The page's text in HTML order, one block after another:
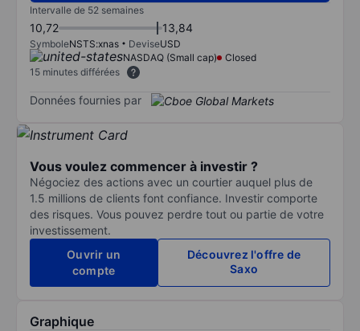
Intervalle de 52 semaines
10,72 13,84
SymboleNSTS:xnas DeviseUSD
NASDAQ (Small cap)
Closed
15 minutes différées
Données fournies par
Vous voulez commencer à investir ?
Négociez des actions avec un courtier auquel plus de
1.5 millions de clients font confiance. Investir comporte
des risques. Vous pouvez perdre tout ou partie de votre
investissement.
Ouvrir un
compte
Découvrez l'offre de
Saxo
Graphique